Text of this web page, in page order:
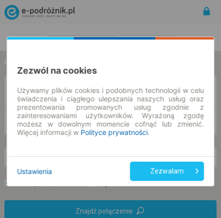
Z
DO
nd. 9 sie. -- : --
Znajdź połączenie
Zezwól na cookies
Używamy plików cookies i podobnych technologii w celu
świadczenia i ciągłego ulepszania naszych usług oraz
prezentowania promowanych usług zgodnie z
zainteresowaniami użytkowników. Wyrażoną zgodę
możesz w dowolnym momencie cofnąć lub zmienić.
Więcej informacji w Polityce prywatności.
Ustawienia Zezwalam